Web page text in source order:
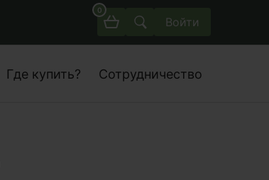
0
Войти
Где купить? Сотрудничество